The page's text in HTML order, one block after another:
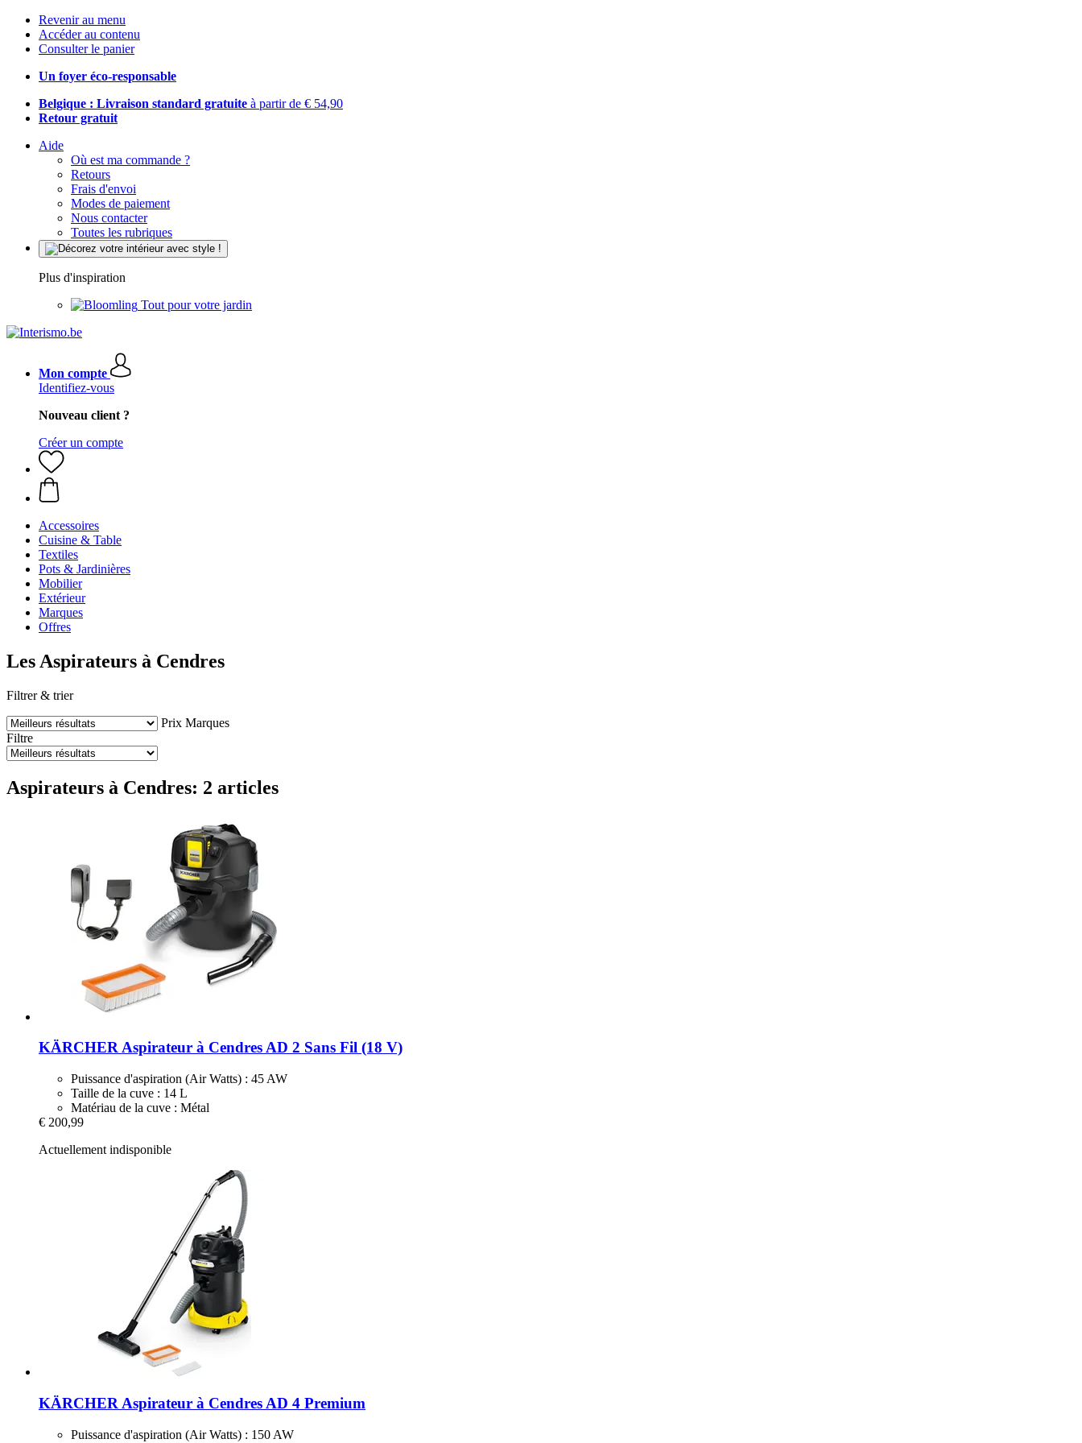
Revenir au menu
Accéder au contenu
Consulter le panier
Un foyer éco-responsable
Belgique : Livraison standard gratuite à partir de € 54,90
Retour gratuit
Aide
Où est ma commande ?
Retours
Frais d'envoi
Modes de paiement
Nous contacter
Toutes les rubriques
Plus d'inspiration
Tout pour votre jardin
Mon compte
Identifiez-vous
Nouveau client ?
Créer un compte
Accessoires
Cuisine & Table
Textiles
Pots & Jardinières
Mobilier
Extérieur
Marques
Offres
Les Aspirateurs à Cendres
Filtrer & trier
Prix Marques
Filtre
Aspirateurs à Cendres: 2 articles
KÄRCHERAspirateur à Cendres AD 2 Sans Fil (18 V)
Puissance d'aspiration (Air Watts) : 45 AW
Taille de la cuve : 14 L
Matériau de la cuve : Métal
€ 200,99
Actuellement indisponible
KÄRCHER Aspirateur à Cendres AD 4 Premium
Puissance d'aspiration (Air Watts) : 150 AW